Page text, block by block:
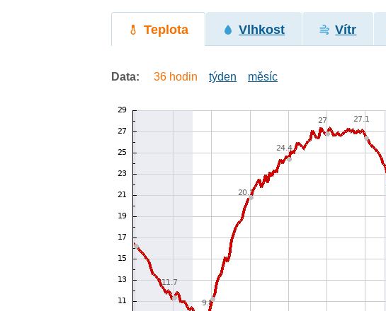
Teplota Vlhkost Vítr
Data: 36 hodin týden měsíc